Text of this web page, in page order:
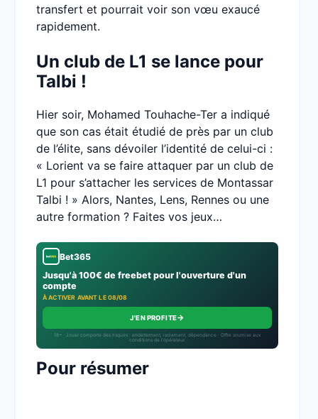
transfert et pourrait voir son vœu exaucé
rapidement.
Un club de L1 se lance pour
Talbi !
Hier soir, Mohamed Touhache-Ter a indiqué
que son cas était étudié de près par un club
de l’élite, sans dévoiler l’identité de celui-ci :
« Lorient va se faire attaquer par un club de
L1 pour s’attacher les services de Montassar
Talbi ! » Alors, Nantes, Lens, Rennes ou une
autre formation ? Faites vos jeux…
Bet365
Jusqu'à 100€ de freebet pour l'ouverture d'un
compte
À ACTIVER AVANT LE 08/08
J'EN PROFITE→
18+ · Jouer comporte des risques : endettement, isolement, dépendance · Offre soumise aux
conditions de l’opérateur.
Pour résumer